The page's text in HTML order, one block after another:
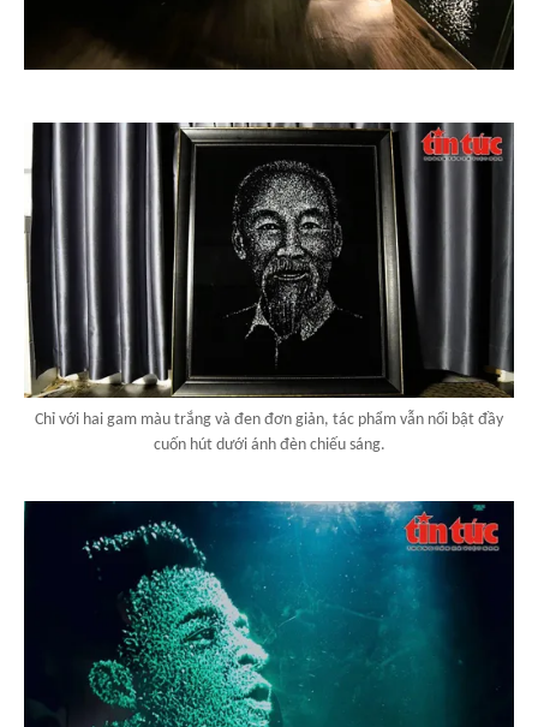
Chỉ với hai gam màu trắng và đen đơn giản, tác phẩm vẫn nổi bật đầy
cuốn hút dưới ánh đèn chiếu sáng.